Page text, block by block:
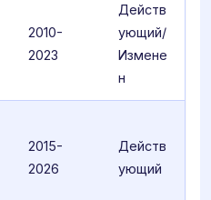
2010-
2023
Действ
ующий/
Измене
н
2015-
2026
Действ
ующий